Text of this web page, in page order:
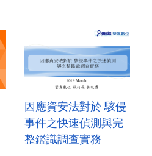
因應資安法對於 駭侵
事件之快速偵測與完
整鑑識調查實務